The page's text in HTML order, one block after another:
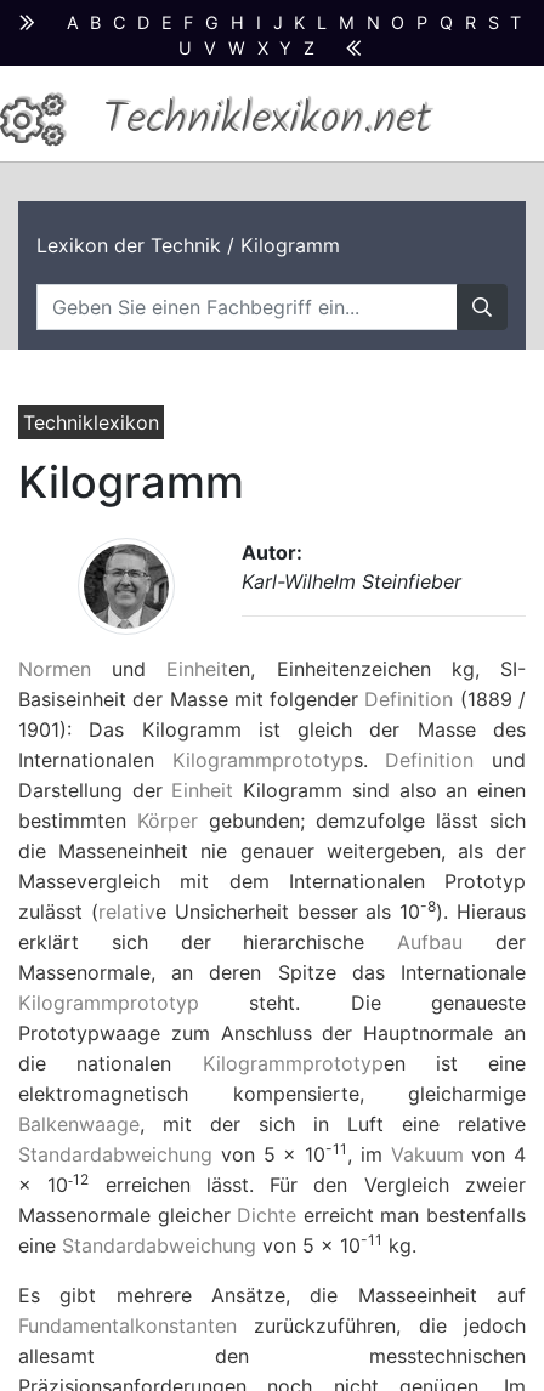
A B C D E F G H I J K L M N O P Q R S T
U
V W X Y Z
Techniklexikon.net
Lexikon der Technik / Kilogramm
Techniklexikon
Kilogramm
Autor:
Karl-Wilhelm Steinfieber
Normen und Einheiten, Einheitenzeichen kg, SI-
Basiseinheit der Masse mit folgender Definition (1889 /
1901): Das Kilogramm ist gleich der Masse des
Internationalen Kilogrammprototyps. Definition und
Darstellung der Einheit Kilogramm sind also an einen
bestimmten Körper gebunden; demzufolge lässt sich
die Masseneinheit nie genauer weitergeben, als der
Massevergleich mit dem Internationalen Prototyp
zulässt (relative Unsicherheit besser als 10-8). Hieraus
erklärt sich der hierarchischeAufbau der
Massenormale, an deren Spitze das Internationale
Kilogrammprototyp steht. Die genaueste
Prototypwaage zum Anschluss der Hauptnormale an
die nationalen Kilogrammprototypen ist eine
elektromagnetisch kompensierte, gleicharmige
Balkenwaage, mit der sich in Luft eine relative
Standardabweichung von 5 × 10-11 , im Vakuum von 4
× 10-12
erreichen lässt. Für den Vergleich zweier
Massenormale gleicher Dichte erreicht man bestenfalls
eine Standardabweichung von 5 × 10-11 kg.
Es gibt mehrere Ansätze, die Masseeinheit auf
Fundamentalkonstanten zurückzuführen, die jedoch
allesamt den messtechnischen
Präzisionsanforderungen noch nicht genügen. Im